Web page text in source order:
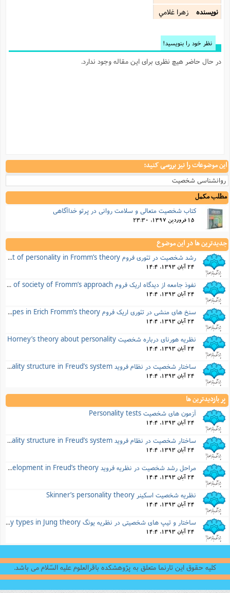
نویسنده
زهرا غلامي
نظر خود را بنویسید!
در حال حاضر هیچ نظری برای این مقاله وجود ندارد.
این موضوعات را نیز بررسی کنید:
روانشناسی شخصیت
مطلب مکمل
کتاب شخصیت متعالی و سلامت روانی در پرتو خداآگاهی
15 فروردین 1397, 23:30
جدیدترین ها در این موضوع
رشد شخصیت در تئوری فروم Development of personality in Fromm’s theory
24 آبان 1393, 14:4
نفوذ جامعه از دیدگاه اریک فروم Influence of society of Fromm’s approach
24 آبان 1393, 14:4
سنخ های منشی در تئوری اریک فروم Character types in Erich Fromm’s theory
24 آبان 1393, 14:4
نظریه هورنای درباره شخصیت Horney’s theory about personality
24 آبان 1393, 14:4
ساختار شخصیت در نظام فروید Personality structure in Freud’s system
24 آبان 1393, 14:4
پر بازدیدترین ها
آزمون های شخصیت Personality tests
24 آبان 1393, 14:4
ساختار شخصیت در نظام فروید Personality structure in Freud’s system
24 آبان 1393, 14:4
مراحل رشد شخصیت در نظریه فروید Stages if personality development in Freud’s theory
24 آبان 1393, 14:4
نظریه شخصیت اسکینر Skinner’s personality theory
24 آبان 1393, 14:4
ساختار و تیپ های شخصیتی در نظریه یونگ Structure and personality types in Jung theory
24 آبان 1393, 14:4
کلیه حقوق این تارنما متعلق به پژوهشکده باقرالعلوم علیه السّلام می باشد.